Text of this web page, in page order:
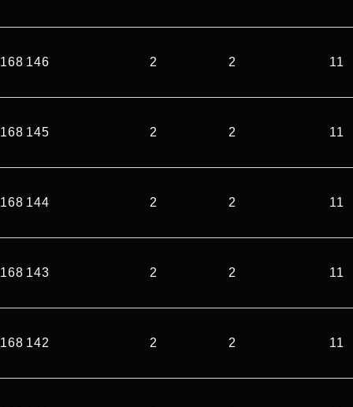
168 146 2 2 11
168 145 2 2 11
168 144 2 2 11
168 143 2 2 11
168 142 2 2 11